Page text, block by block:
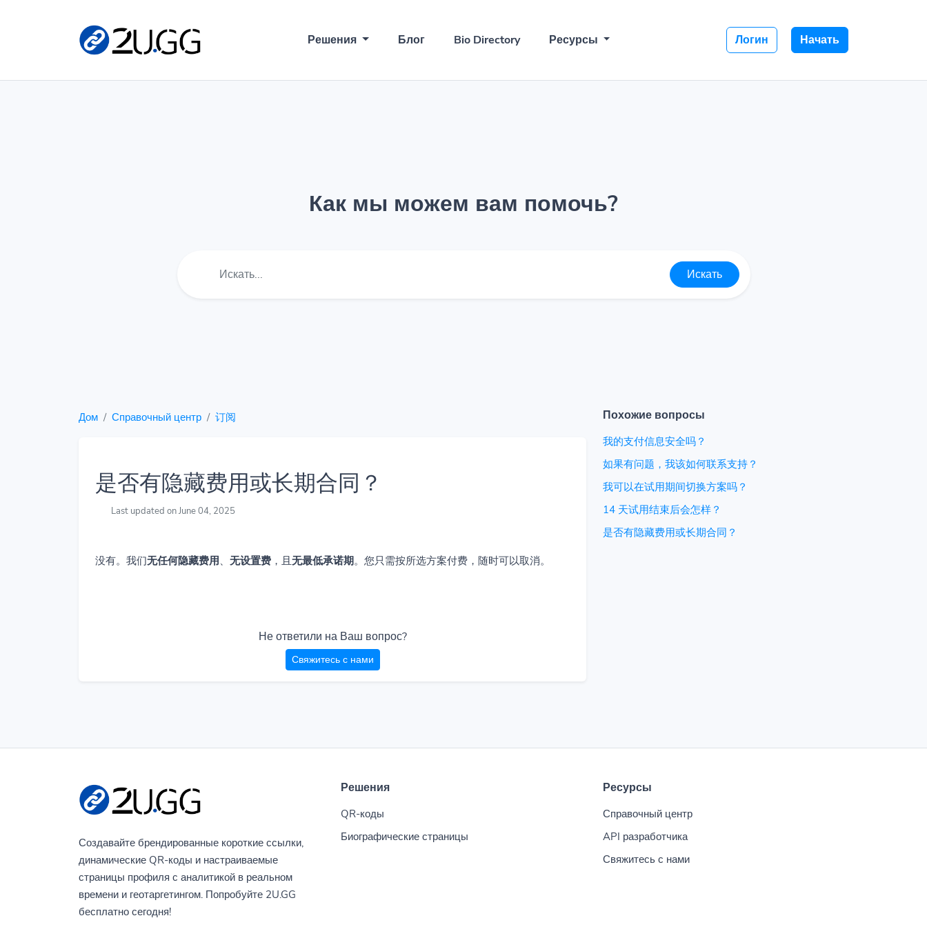
Решения Блог Bio Directory Ресурсы Логин Начать
Как мы можем вам помочь?
Искать
Дом Справочный центр 订阅
是否有隐藏费用或长期合同？
Last updated on June 04, 2025
没有。我们无任何隐藏费用、 无设置费 ，且无最低承诺期。您只需按所选方案付费，随时可以取消。
Не ответили на Ваш вопрос?
Свяжитесь с нами
Похожие вопросы
我的支付信息安全吗？
如果有问题，我该如何联系支持？
我可以在试用期间切换方案吗？
14 天试用结束后会怎样？
是否有隐藏费用或长期合同？
Создавайте брендированные короткие ссылки,
динамические QR-коды и настраиваемые
страницы профиля с аналитикой в реальном
времени и геотаргетингом. Попробуйте 2U.GG
бесплатно сегодня!
Решения
QR-коды
Биографические страницы
Ресурсы
Справочный центр
API разработчика
Свяжитесь с нами